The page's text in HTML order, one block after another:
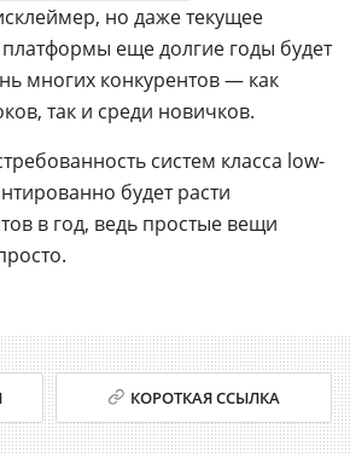
но даже текущее
еще долгие годы будет
многих конкурентов — как
так и среди новичков.
систем класса low-
будет расти
в год, ведь простые вещи
КОРОТКАЯ ССЫЛКА